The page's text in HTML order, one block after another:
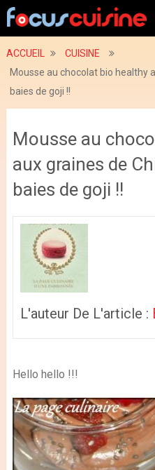
ACCUEIL
CUISINE
Mousse au chocolat bio healthy
baies de goji !!
Mousse au
aux graines de
baies de goji !!
L'auteur De L'article :
Hello hello !!!